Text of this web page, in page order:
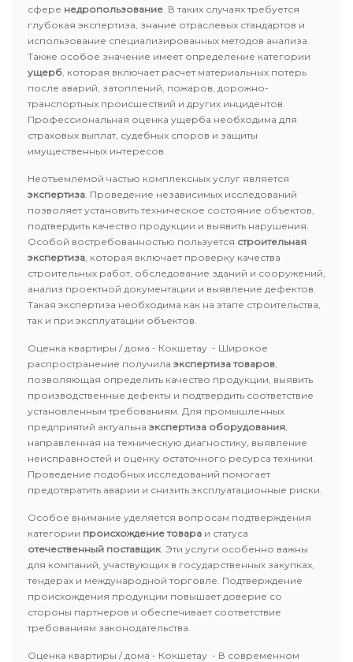
сфере недропользование. В таких случаях требуется
глубокая экспертиза, знание отраслевых стандартов и
использование специализированных методов анализа.
Также особое значение имеет определение категории
ущерб, которая включает расчет материальных потерь
после аварий, затоплений, пожаров, дорожно-
транспортных происшествий и других инцидентов.
Профессиональная оценка ущерба необходима для
страховых выплат, судебных споров и защиты
имущественных интересов.
Неотъемлемой частью комплексных услуг является
экспертиза. Проведение независимых исследований
позволяет установить техническое состояние объектов,
подтвердить качество продукции и выявить нарушения.
Особой востребованностью пользуется строительная
экспертиза, которая включает проверку качества
строительных работ, обследование зданий и сооружений,
анализ проектной документации и выявление дефектов.
Такая экспертиза необходима как на этапе строительства,
так и при эксплуатации объектов.
Оценка квартиры / дома - Кокшетау - Широкое
распространение получила экспертиза товаров,
позволяющая определить качество продукции, выявить
производственные дефекты и подтвердить соответствие
установленным требованиям. Для промышленных
предприятий актуальна экспертиза оборудования,
направленная на техническую диагностику, выявление
неисправностей и оценку остаточного ресурса техники.
Проведение подобных исследований помогает
предотвратить аварии и снизить эксплуатационные риски.
Особое внимание уделяется вопросам подтверждения
категории происхождение товара и статуса
отечественный поставщик. Эти услуги особенно важны
для компаний, участвующих в государственных закупках,
тендерах и международной торговле. Подтверждение
происхождения продукции повышает доверие со
стороны партнеров и обеспечивает соответствие
требованиям законодательства.
Оценка квартиры / дома - Кокшетау - В современном